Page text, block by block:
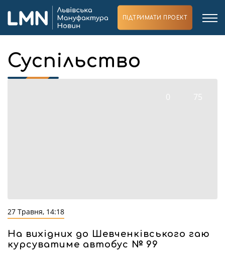
ПІДТРИМАТИ ПРОЕКТ
Суспільство
0 75
27 Травня, 14:18
На вихідних до Шевченківського гаю
курсуватиме автобус № 99